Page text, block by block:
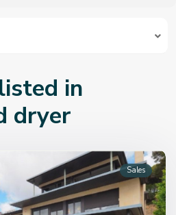
in
dryer
Sales